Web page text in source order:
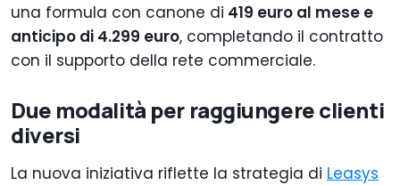
una formula con canone di 419 euro al mese e
anticipo di 4.299 euro, completando il contratto
con il supporto della rete commerciale.
Due modalità per raggiungere clienti
diversi
La nuova iniziativa riflette la strategia di Leasys